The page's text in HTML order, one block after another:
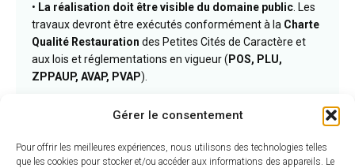
Gérer le consentement
Pour offrir les meilleures expériences, nous utilisons des technologies telles
que les cookies pour stocker et/ou accéder aux informations des appareils. Le
• La réalisation doit être visible du domaine public . Les
travaux devront être exécutés conformément à la Charte
Qualité Restauration des Petites Cités de Caractère et
aux lois et réglementations en vigueur ( POS, PLU,
ZPPAUP, AVAP, PVAP).
Financement de travaux par la